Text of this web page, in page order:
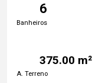
6
Banheiros
375.00 m²
A. Terreno